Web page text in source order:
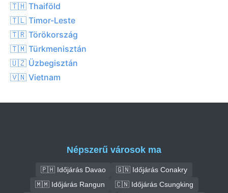
🇹🇭 Thaiföld
🇹🇱 Timor-Leste
🇹🇷 Törökország
🇹🇲 Türkmenisztán
🇺🇿 Üzbegisztán
🇻🇳 Vietnam
Népszerű városok ma
🇵🇭 Időjárás Davao
🇬🇳 Időjárás Conakry
🇲🇲 Időjárás Rangun
🇨🇳 Időjárás Csungking